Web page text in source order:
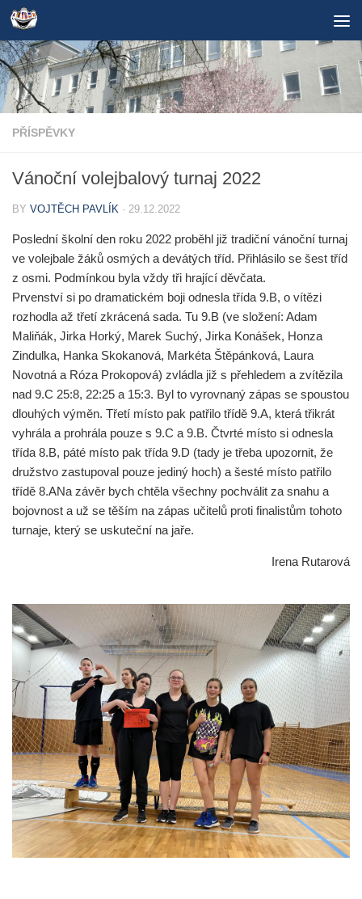
Skip to content
PŘÍSPĚVKY
Vánoční volejbalový turnaj 2022
BY VOJTĚCH PAVLÍK · 29.12.2022
Poslední školní den roku 2022 proběhl již tradiční vánoční turnaj
ve volejbale žáků osmých a devátých tříd. Přihlásilo se šest tříd
z osmi. Podmínkou byla vždy tři hrající děvčata.
Prvenství si po dramatickém boji odnesla třída 9.B, o vítězi
rozhodla až třetí zkrácená sada. Tu 9.B (ve složení: Adam
Maliňák, Jirka Horký, Marek Suchý, Jirka Konášek, Honza
Zindulka, Hanka Skokanová, Markéta Štěpánková, Laura
Novotná a Róza Prokopová) zvládla již s přehledem a zvítězila
nad 9.C 25:8, 22:25 a 15:3. Byl to vyrovnaný zápas se spoustou
dlouhých výměn. Třetí místo pak patřilo třídě 9.A, která třikrát
vyhrála a prohrála pouze s 9.C a 9.B. Čtvrté místo si odnesla
třída 8.B, páté místo pak třída 9.D (tady je třeba upozornit, že
družstvo zastupoval pouze jediný hoch) a šesté místo patřilo
třídě 8.ANa závěr bych chtěla všechny pochválit za snahu a
bojovnost a už se těším na zápas učitelů proti finalistům tohoto
turnaje, který se uskuteční na jaře.
Irena Rutarová